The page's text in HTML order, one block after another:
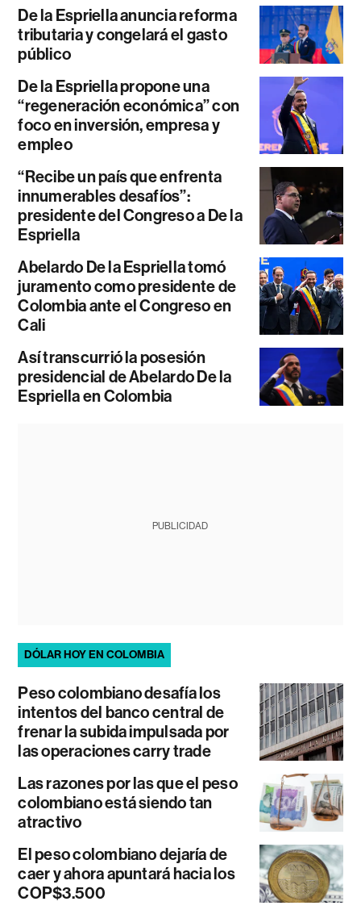
De la Espriella anuncia reforma
tributaria y congelará el gasto
público
De la Espriella propone una
“regeneración económica” con
foco en inversión, empresa y
empleo
“Recibe un país que enfrenta
innumerables desafíos”:
presidente del Congreso a De la
Espriella
Abelardo De la Espriella tomó
juramento como presidente de
Colombia ante el Congreso en
Cali
Así transcurrió la posesión
presidencial de Abelardo De la
Espriella en Colombia
PUBLICIDAD
DÓLAR HOY EN COLOMBIA
Peso colombiano desafía los
intentos del banco central de
frenar la subida impulsada por
las operaciones carry trade
Las razones por las que el peso
colombiano está siendo tan
atractivo
El peso colombiano dejaría de
caer y ahora apuntará hacia los
COP$3.500